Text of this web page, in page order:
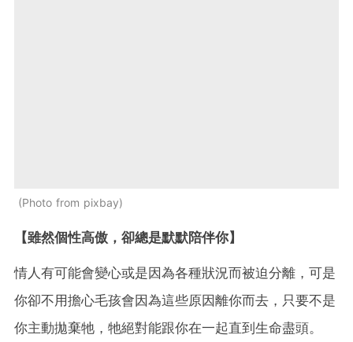
Photo from pixbay
【雖然個性高傲，卻總是默默陪伴你】
情人有可能會變心或是因為各種狀況而被迫分離，可是
你卻不用擔心毛孩會因為這些原因離你而去，只要不是
你主動拋棄牠，牠絕對能跟你在一起直到生命盡頭。